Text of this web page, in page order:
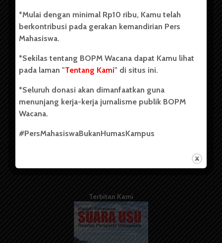
berdiri pada 1 Juli 1995.
Kontribusi
Info Iklan
Pedoman Media Siber
Kode Etik Jurnalistik
Terbitan Kami
*Mulai dengan minimal Rp10 ribu, Kamu telah
berkontribusi pada gerakan kemandirian Pers
Mahasiswa.
*Sekilas tentang BOPM Wacana dapat Kamu lihat
pada laman "Tentang Kami" di situs ini.
*Seluruh donasi akan dimanfaatkan guna
menunjang kerja-kerja jurnalisme publik BOPM
Wacana.
#PersMahasiswaBukanHumasKampus